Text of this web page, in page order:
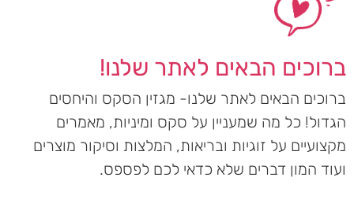
ברוכים הבאים לאתר שלנו!
ברוכים הבאים לאתר שלנו- מגזין הסקס והיחסים
הגדול! כל מה שמעניין על סקס ומיניות, מאמרים
מקצועיים על זוגיות ובריאות, המלצות וסיקור מוצרים
ועוד המון דברים שלא כדאי לכם לפספס.